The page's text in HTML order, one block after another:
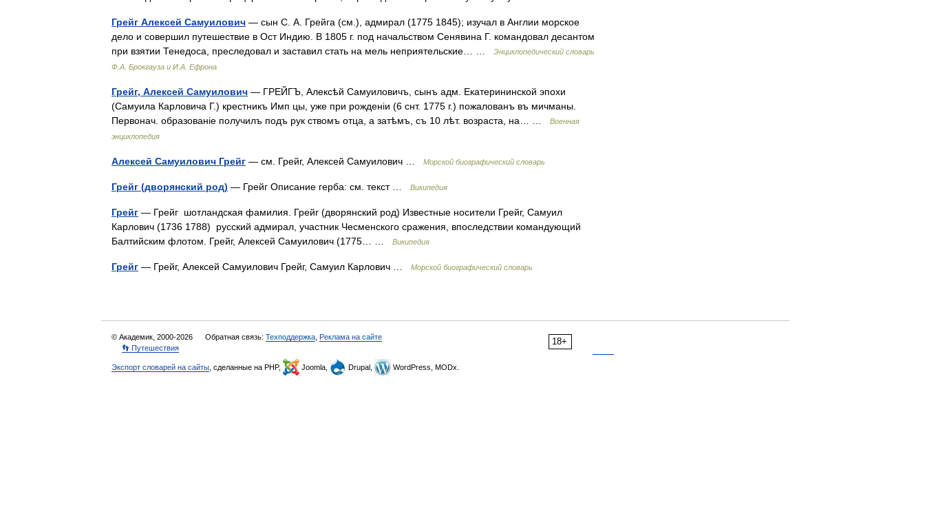
Грейг Алексей Самуилович — сын С. А. Грейга (см.), адмирал (1775 1845); изучал в Англии морское
дело и совершил путешествие в Ост Индию. В 1805 г. под начальством Сенявина Г. командовал десантом
при взятии Тенедоса, преследовал и заставил стать на мель неприятельские… …
Энциклопедический словарь
Ф.А. Брокгауза и И.А. Ефрона
Грейг, Алексей Самуилович — ГРЕЙГЪ, Алексѣй Самуиловичъ, сынъ адм. Екатерининской эпохи
(Самуила Карловича Г.) крестникъ Имп цы, уже при рожденіи (6 снт. 1775 г.) пожалованъ въ мичманы.
Первонач. образованіе получилъ подъ рук ствомъ отца, а затѣмъ, съ 10 лѣт. возраста, на… …
Военная
энциклопедия
Алексей Самуилович Грейг — см. Грейг, Алексей Самуилович … Морской биографический словарь
Грейг (дворянский род) — Грейг Описание герба: см. текст … Википедия
Грейг — Грейг шотландская фамилия. Грейг (дворянский род) Известные носители Грейг, Самуил
Карлович (1736 1788) русский адмирал, участник Чесменского сражения, впоследствии командующий
Балтийским флотом. Грейг, Алексей Самуилович (1775… …
Википедия
Грейг — Грейг, Алексей Самуилович Грейг, Самуил Карлович … Морской биографический словарь
18+
© Академик, 2000-2026 Обратная связь: Техподдержка Реклама на сайте
👣 Путешествия
Экспорт словарей на сайты , сделанные на PHP, Joomla, Drupal, WordPress, MODx.